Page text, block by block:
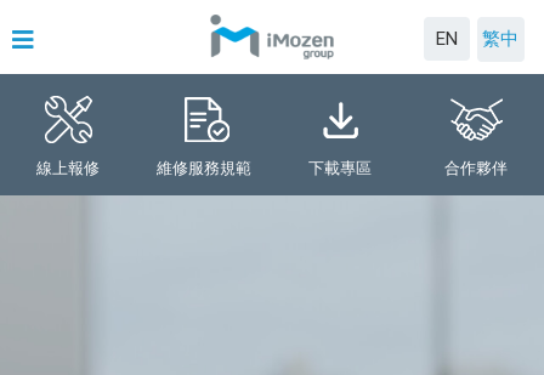
EN 繁中
線上報修 維修服務規範 下載專區 合作夥伴